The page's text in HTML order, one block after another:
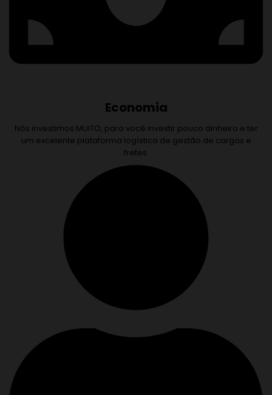
Economia
Nós investimos MUITO, para você investir pouco dinheiro e ter
um excelente plataforma logística de gestão de cargas e
fretes.